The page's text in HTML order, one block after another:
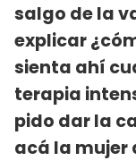
salgo de la
explicar
sienta ahí
terapia
pido dar la
acá la mujer